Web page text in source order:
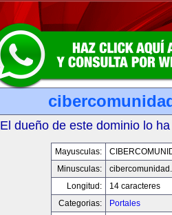
El dueño de este dominio lo
Mayusculas:
Minusculas:
Longitud:
14 caracteres
Categorias:
Portales